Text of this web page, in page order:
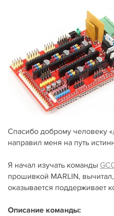
Спасибо доброму человеку «
направил меня на путь
Я начал изучать команды
прошивкой MARLIN,
оказывается поддерживает
Описание команды: